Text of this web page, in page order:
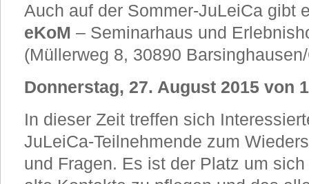
Auch auf der Sommer-JuLeiCa gibt
eKoM – Seminarhaus und
(Müllerweg 8, 30890
Donnerstag, 27. August 2015 von
In dieser Zeit treffen sich
JuLeiCa-Teilnehmende zum
und Fragen. Es ist der Platz um